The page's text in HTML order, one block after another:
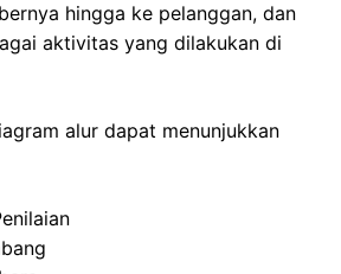
hingga ke pelanggan, dan
aktivitas yang dilakukan di
alur dapat menunjukkan